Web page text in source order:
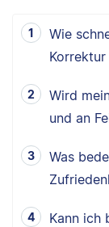
Wie
Korrektur
Wird
und an
Was
Kann ich